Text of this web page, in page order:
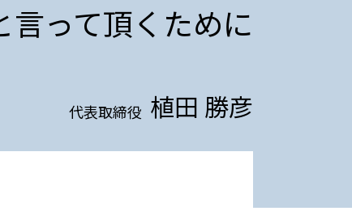
言って頂くために
代表取締役 植田 勝彦